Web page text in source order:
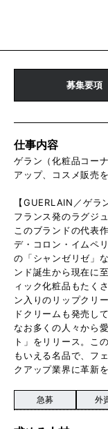
募集要項
仕事内容
ゲラン（化粧品コー
アップ、コスメ販売
【GUERLAIN／ゲラ
フランス発のラグジ
このブランドの代表
デ・コロン・イムペ
の「シャンゼリゼ」
ンド誕生から現在に
ィック化粧品もたく
ン入りのリップクリ
ドクリームも発売し
なお多くの人々から
ト」をリリース。こ
もいえる名品で、フ
クアップ業界に革新
急募 外